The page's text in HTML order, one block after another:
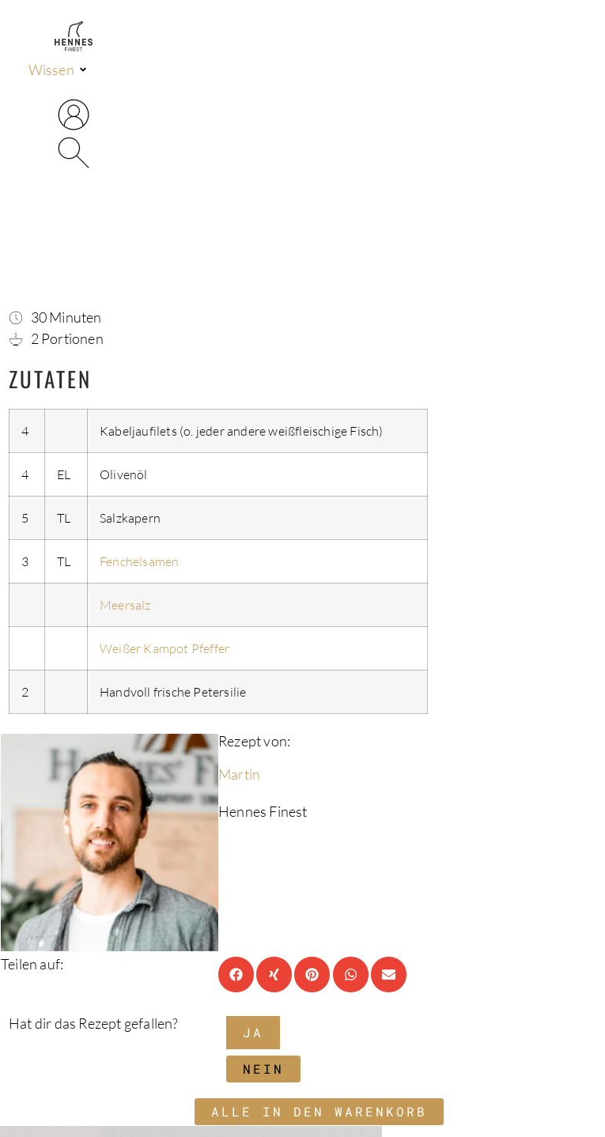
Wissen
30 Minuten
2 Portionen
ZUTATEN
4 Kabeljaufilets (o. jeder andere weißfleischige Fisch)
4 EL Olivenöl
5 TL Salzkapern
3 TL Fenchelsamen
Meersalz
Weißer Kampot Pfeffer
2 Handvoll frische Petersilie
Rezept von:
Martin
Hennes Finest
Teilen auf:
Hat dir das Rezept gefallen?
JA
NEIN
ALLE IN DEN WARENKORB